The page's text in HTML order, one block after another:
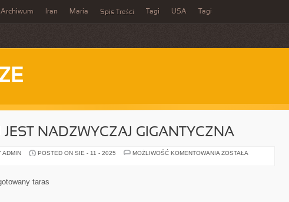
Archiwum Iran Maria Spis Treści Tagi USA Tagi
JEST NADZWYCZAJ GIGANTYCZNA
ADMIN POSTED ON SIE - 11 - 2025 MOŻLIWOŚĆ KOMENTOWANIA DZISIAJ
ZOSTAŁA
taras